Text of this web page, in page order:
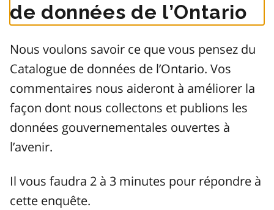
de données de l’Ontario
Nous voulons savoir ce que vous pensez du
Catalogue de données de l’Ontario. Vos
commentaires nous aideront à améliorer la
façon dont nous collectons et publions les
données gouvernementales ouvertes à
l’avenir.
Il vous faudra 2 à 3 minutes pour répondre à
cette enquête.